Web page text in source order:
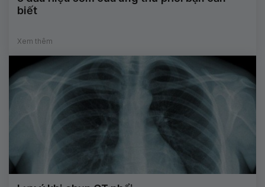
biết
Xem thêm